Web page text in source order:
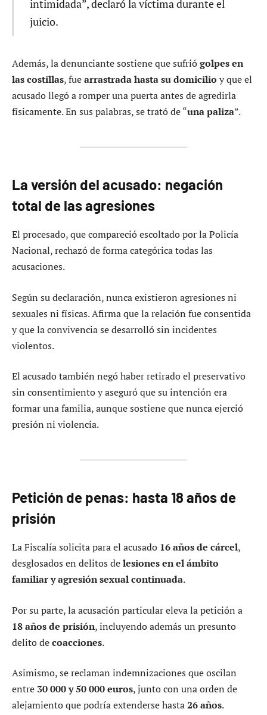
intimidada”, declaró la víctima durante el
juicio.
Además, la denunciante sostiene que sufriógolpes en
las costillas, fuearrastrada hasta su domicilio y que el
acusado llegó a romper una puerta antes de agredirla
físicamente. En sus palabras, se trató de “una paliza”.
La versión del acusado: negación
total de las agresiones
El procesado, que compareció escoltado por la Policía
Nacional, rechazó de forma categórica todas las
acusaciones.
Según su declaración, nunca existieron agresiones ni
sexuales ni físicas. Afirma que la relación fue consentida
y que la convivencia se desarrolló sin incidentes
violentos.
El acusado también negó haber retirado el preservativo
sin consentimiento y aseguró que su intención era
formar una familia, aunque sostiene que nunca ejerció
presión ni violencia.
Petición de penas: hasta 18 años de
prisión
La Fiscalía solicita para el acusado 16 años de cárcel,
desglosados en delitos delesiones en el ámbito
familiar y agresión sexual continuada.
Por su parte, la acusación particular eleva la petición a
18 años de prisión, incluyendo además un presunto
delito decoacciones.
Asimismo, se reclaman indemnizaciones que oscilan
entre 30 000 y 50 000 euros, junto con una orden de
alejamiento que podría extenderse hasta26 años.